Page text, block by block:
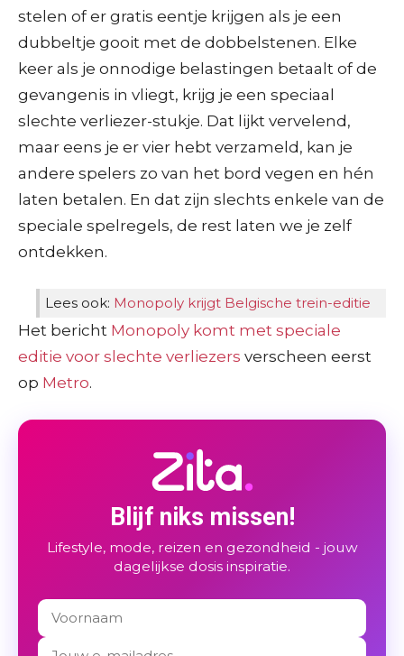
stelen of er gratis eentje krijgen als je een
dubbeltje gooit met de dobbelstenen. Elke
keer als je onnodige belastingen betaalt of de
gevangenis in vliegt, krijg je een speciaal
slechte verliezer-stukje. Dat lijkt vervelend,
maar eens je er vier hebt verzameld, kan je
andere spelers zo van het bord vegen en hén
laten betalen. En dat zijn slechts enkele van de
speciale spelregels, de rest laten we je zelf
ontdekken.
Lees ook: Monopoly krijgt Belgische trein-editie
Het bericht Monopoly komt met speciale
editie voor slechte verliezers verscheen eerst
op Metro.
Blijf niks missen!
Lifestyle, mode, reizen en gezondheid - jouw
dagelijkse dosis inspiratie.